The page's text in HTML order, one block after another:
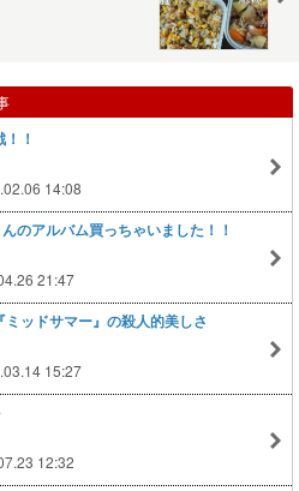
！
14:08
のアルバム買っちゃいました！！
21:47
ッドサマー』の殺人的美しさ
15:27
12:32